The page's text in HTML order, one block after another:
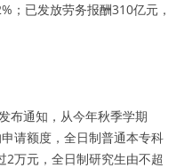
；已发放劳务报酬310亿元，
布通知，从今年秋季学期
请额度，全日制普通本专科
万元，全日制研究生由不超